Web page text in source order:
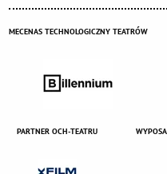
MECENAS TECHNOLOGICZNY TEATRÓW
PARTNER OCH-TEATRU